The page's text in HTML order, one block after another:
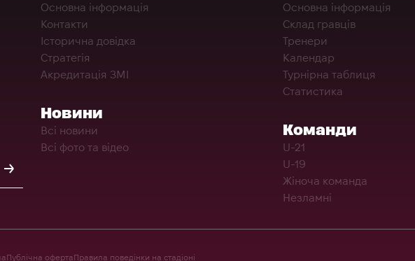
Основна інформація
Контакти
Історична довідка
Стратегія
Акредитація ЗМІ
Новини
Всі новини
Всі фото та відео
Основна інформація
Склад гравців
Тренери
Календар
Турнірна таблиця
Статистика
Команди
U-21
U-19
Жіноча команда
Незламні
Публічна офертаПравила поведінки на стадіоні